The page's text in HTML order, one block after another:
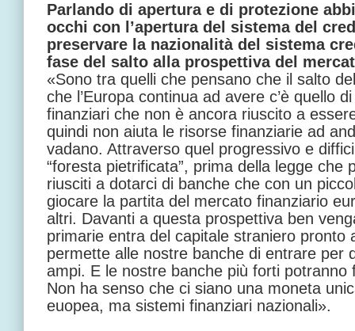
Parlando di apertura e di protezione
occhi con l’apertura del sistema del
preservare la nazionalità del sistema
fase del salto alla prospettiva del
«Sono tra quelli che pensano che il salto
che l’Europa continua ad avere c’è quello
finanziari che non è ancora riuscito a
quindi non aiuta le risorse finanziarie ad
vadano. Attraverso quel progressivo e
“foresta pietrificata”, prima della legge che
riusciti a dotarci di banche che con un
giocare la partita del mercato finanziario
altri. Davanti a questa prospettiva ben
primarie entra del capitale straniero pronto
permette alle nostre banche di entrare per
ampi. E le nostre banche più forti potranno
Non ha senso che ci siano una moneta
euopea, ma sistemi finanziari nazionali».